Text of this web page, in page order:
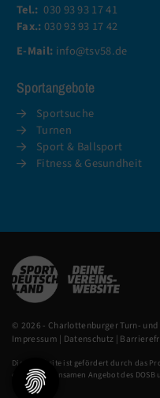
Tel.: 030 93 93 17 41
Fax.:030 93 93 17 42
E-Mail: info@tsv58.de
Sportangebote
Sportsuche
Turnen
Sport & Ballsport
Fitness & Gesundheit
© 2026 - Charlottenburger Turn- und
Impressum | Datenschutz |
Diese Website ist gefördert durch das
einem gemeinsamen Angebot des DOSB